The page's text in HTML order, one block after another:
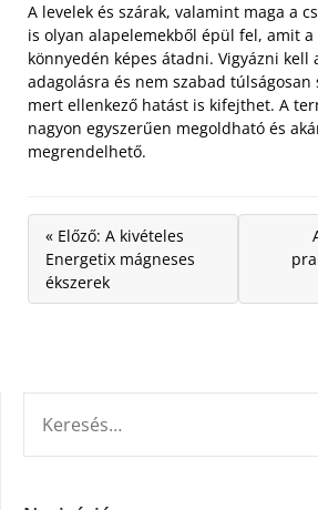
A levelek és szárak, valamint maga a
is olyan alapelemekből épül fel, amit a
könnyedén képes átadni. Vigyázni kell
adagolásra és nem szabad túlságosan
mert ellenkező hatást is kifejthet. A
nagyon egyszerűen megoldható és
megrendelhető.
« Előző: A kivételes
Energetix mágneses
ékszerek